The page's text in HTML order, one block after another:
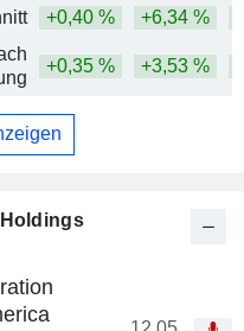
+0,40 % +6,34 %
+0,35 % +3,53 %